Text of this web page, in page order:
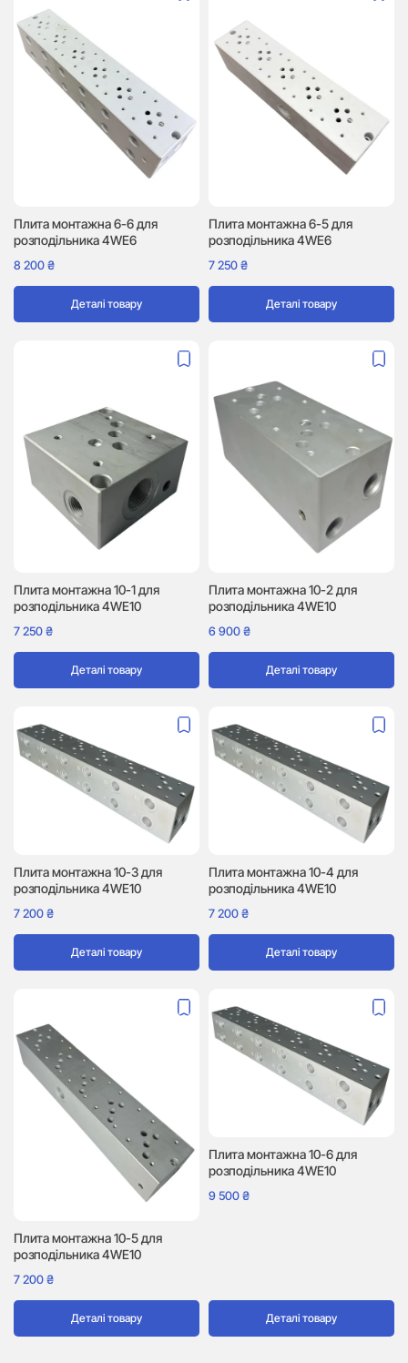
Плита монтажна 6-6 для
розподільника 4WE6
8 200₴
Деталі товару
Плита монтажна 6-5 для
розподільника 4WE6
7 250₴
Деталі товару
Плита монтажна 10-1 для
розподільника 4WE10
7 250₴
Деталі товару
Плита монтажна 10-2 для
розподільника 4WE10
6 900₴
Деталі товару
Плита монтажна 10-3 для
розподільника 4WE10
7 200₴
Деталі товару
Плита монтажна 10-4 для
розподільника 4WE10
7 200₴
Деталі товару
Плита монтажна 10-5 для
розподільника 4WE10
7 200₴
Деталі товару
Плита монтажна 10-6 для
розподільника 4WE10
9 500₴
Деталі товару